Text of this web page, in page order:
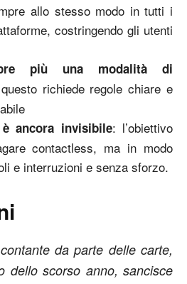
allo stesso modo in tutti i
costringendo gli utenti
più una modalità di
richiede regole chiare e
è ancora invisibile: l’obiettivo
contactless, ma in modo
e interruzioni e senza sforzo.
da parte delle carte,
dello scorso anno, sancisce